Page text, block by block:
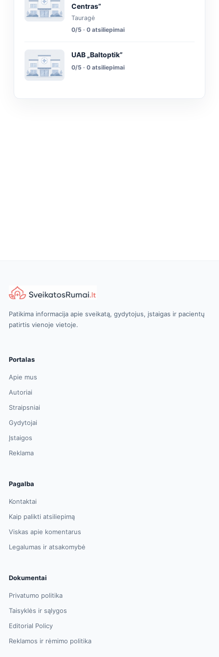
Centras”
Tauragė
0/5 · 0 atsiliepimai
UAB „Baltoptik”
0/5 · 0 atsiliepimai
Patikima informacija apie sveikatą, gydytojus, įstaigas ir pacientų
patirtis vienoje vietoje.
Portalas
Apie mus
Autoriai
Straipsniai
Gydytojai
Įstaigos
Reklama
Pagalba
Kontaktai
Kaip palikti atsiliepimą
Viskas apie komentarus
Legalumas ir atsakomybė
Dokumentai
Privatumo politika
Taisyklės ir sąlygos
Editorial Policy
Reklamos ir rėmimo politika